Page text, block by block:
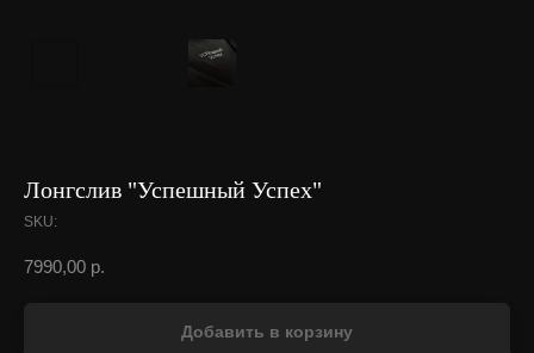
Лонгслив "Успешный Успех"
SKU:
7990,00 р.
Добавить в корзину